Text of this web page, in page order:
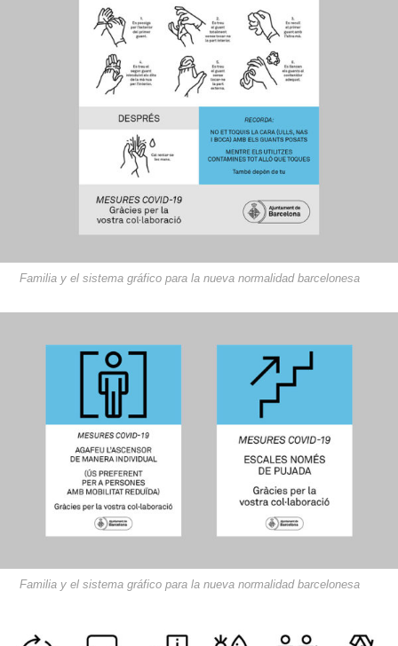
Familia y el sistema gráfico para la nueva normalidad barcelonesa
Familia y el sistema gráfico para la nueva normalidad barcelonesa